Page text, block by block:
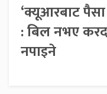
‘क्यूआरबाट पैसा
: बिल नभए
नपाइने